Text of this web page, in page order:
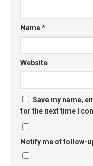
Name*
Website
Save my name,
for the next time I
Notify me of follow-